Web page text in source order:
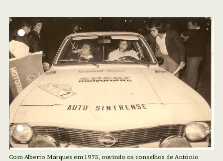
Com Alberto Marques em 1975, ouvindo os conselhos de António